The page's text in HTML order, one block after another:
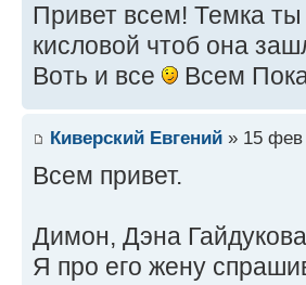
Привет всем! Темка
кисловой чтоб она
Воть и все
Всем
Киверский Евгений » 15 фев
Всем привет.
Димон, Дэна
Я про его жену